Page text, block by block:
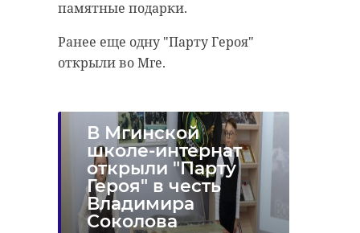
памятные подарки.
Ранее еще одну "Парту Героя"
открыли во Мге.
В Мгинской
школе-интернат
открыли "Парту
Героя" в честь
Владимира
Соколова